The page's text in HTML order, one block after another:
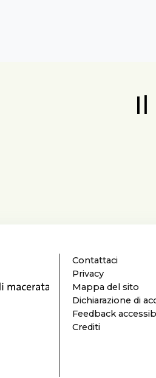
Contattaci
Privacy
Mappa del sito
Dichiarazione di
Feedback
Crediti